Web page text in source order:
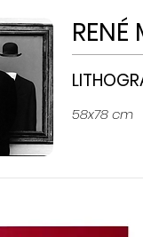
RENÉ
58x78 cm